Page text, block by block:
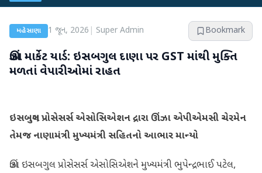
મહેસાણા 1 જૂન, 2026 Super Admin Bookmark
ઊંઝા માર્કેટ યાર્ડ: ઇસબગુલ દાણા પર GST માંથી મુક્તિ
મળતાં વેપારીઓમાં રાહત
ઇસબગુલ પ્રોસેસર્સ એસોસિએશન દ્રારા ઊંઝા એપીએમસી ચેરમેન
તેમજ નાણામંત્રી મુખ્યમંત્રી સહિતનો આભાર માન્યો
ઊંઝા ઇસબગુલ પ્રોસેસર્સ એસોસિએશને મુખ્યમંત્રી ભુપેન્દ્રભાઈ પટેલ,